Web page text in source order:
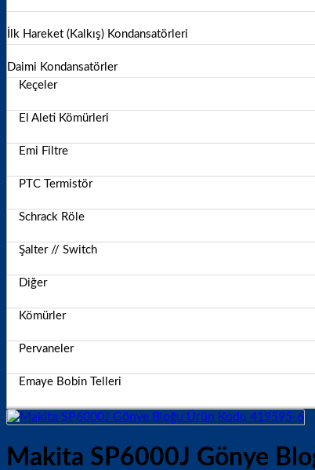
İlk Hareket (Kalkış) Kondansatörleri
Daimi Kondansatörler
Keçeler
El Aleti Kömürleri
Emi Filtre
PTC Termistör
Schrack Röle
Şalter // Switch
Diğer
Kömürler
Pervaneler
Emaye Bobin Telleri
Makita SP6000J Gönye